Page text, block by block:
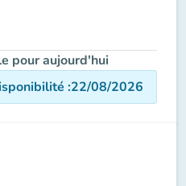
pour aujourd'hui
:22/08/2026